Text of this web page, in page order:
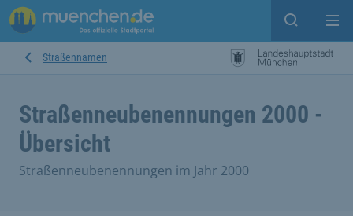
Open
Straßennamen
Straßenneubenennungen 2000 -
Übersicht
Straßenneubenennungen im Jahr 2000